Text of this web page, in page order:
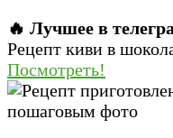
🔥 Лучшее в
Рецепт киви в
Посмотреть!